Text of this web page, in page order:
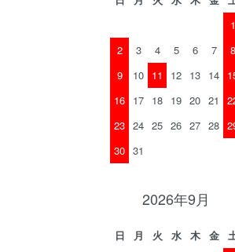
1
2
3 4 5 6 7
8
9
10 11 12 13 14
16 17 18 19 20 21
23 24 25 26 27 28
30 31
2026年9月
日 月 火 水 木 金